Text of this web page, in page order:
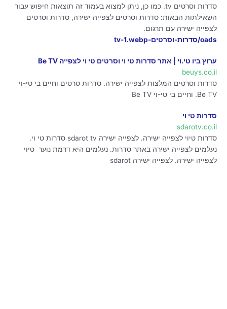
סדרות וסרטים tv. כמו כן, ניתן למצוא בעמוד זה תוצאות חיפוש עבור
השאילתות הבאות: סדרות וסרטים לצפייה ישירה, סדרות וסרטים
לצפייה ישירה עם תרגום.
oads/סדרות-וסרטים-tv-1.webp
ערוץ ביו טי.וי | אתר סדרות טי וי וסרטים טי וי לצפייה Be TV
beuys.co.il
סדרות וסרטים המלצות לצפייה ישירה. סדרות סרטים וחיים בי טי-וי
Be TV. וחיים בי טי-וי Be TV
סדרות טי וי
sdarotv.co.il
סדרות טיוי לצפייה ישירה. לצפייה ישירה sdarot tv סדרות טי וי.
נעלמים לצפייה ישירה באתר סדרות. נעלמים היא דרמת נוער טיוי
לצפייה ישירה. לצפייה ישירה sdarot